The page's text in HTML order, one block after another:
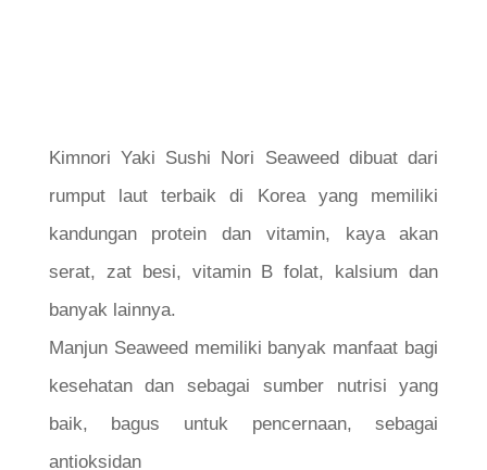
Kimnori Yaki Sushi Nori Seaweed dibuat dari
rumput laut terbaik di Korea yang memiliki
kandungan protein dan vitamin, kaya akan
serat, zat besi, vitamin B folat, kalsium dan
banyak lainnya.
Manjun Seaweed memiliki banyak manfaat bagi
kesehatan dan sebagai sumber nutrisi yang
baik, bagus untuk pencernaan, sebagai
antioksidan